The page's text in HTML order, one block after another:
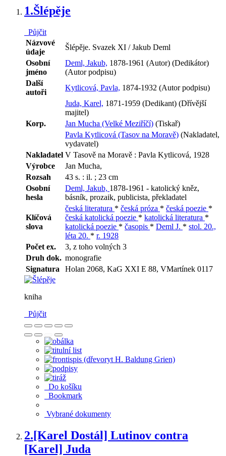
1.Šlépěje
Půjčit
Názvové
údaje
Šlépěje. Svazek XI / Jakub Deml
Osobní
jméno
Deml, Jakub, 1878-1961 (Autor) (Dedikátor)
(Autor podpisu)
Další
autoři
Kytlicová, Pavla, 1874-1932 (Autor podpisu)
Juda, Karel, 1871-1959 (Dedikant) (Dřívější
majitel)
Korp.
Jan Mucha (Velké Meziříčí) (Tiskař)
Pavla Kytlicová (Tasov na Moravě) (Nakladatel,
vydavatel)
Nakladatel V Tasově na Moravě : Pavla Kytlicová, 1928
Výrobce
Jan Mucha,
Rozsah
43 s. : il. ; 23 cm
Osobní
hesla
Deml, Jakub, 1878-1961 - katolický kněz,
básník, prozaik, publicista, překladatel
Klíčová
slova
česká literatura * česká próza * česká poezie *
česká katolická poezie * katolická literatura *
katolická poezie * časopis * Deml J. * stol. 20.,
léta 20. * r. 1928
Počet ex.
3, z toho volných 3
Druh dok. monografie
Signatura
Holan 2068, KaG XXI E 88, VMartínek 0117
kniha
Půjčit
Do košíku
Bookmark
Vybrané dokumenty
2.[Karel Dostál] Lutinov contra
[Karel] Juda